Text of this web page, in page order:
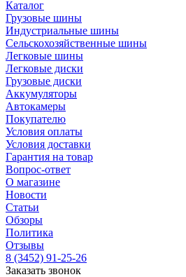
Каталог
Грузовые шины
Индустриальные шины
Сельскохозяйственные шины
Легковые шины
Легковые диски
Грузовые диски
Аккумуляторы
Автокамеры
Покупателю
Условия оплаты
Условия доставки
Гарантия на товар
Вопрос-ответ
О магазине
Новости
Статьи
Обзоры
Политика
Отзывы
8 (3452) 91-25-26
Заказать звонок